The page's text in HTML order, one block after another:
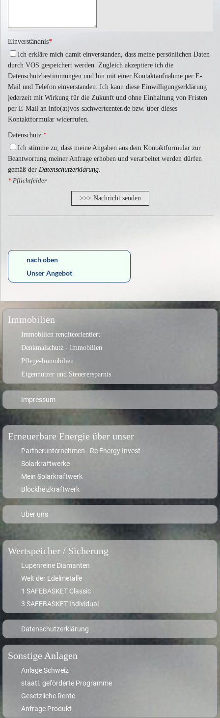
Einverständnis*
Ich erkläre mich damit einverstanden, dass meine persönlichen Daten
durch VOS gespeichert werden. Zugleich akzeptiere ich die
Datenschutzbestimmungen und bin mit einer Kontaktaufnahme per E-
Mail und Telefon einverstanden. Ich kann diese Einwilligungserklärung
jederzeit mit Wirkung für die Zukunft und ohne Einhaltung von Fristen
per E-Mail an info(at)vos-sachwertcenter.de bzw. über dieses
Kontaktformular widerrufen.
Datenschutz:*
Ich stimme zu, dass meine Angaben aus dem Kontaktformular zur
Beantwortung meiner Anfrage erhoben und verarbeitet werden dürfen
gemäß der Datenschutzerklärung.
* Pflichtfelder
>>> Nachricht senden
nach oben
Unser Angebot
Immobilien
Immobilien renditeorientiert
Denkmalschutz - Immobilien
Pflege-Immobilien
Eigennutzer und Steuerersparnis
Impressum
Erneuerbare Energie über unser
Partnerunternehmen - Re Energy Invest
Solarkraftwerke
Mein Solarkraftwerk
Blockheizkraftwerk
Über uns
Wertspeicher / Sicherung
Lupenreine Diamanten
Welt der Edelmetalle
1 SAFEBASKET Classic
3 SAFEBASKET Individual
Datenschutzerklärung
Sonstige Anlagen
Anlage Schweiz
staatl. geförderte Programme
Gesetzliche Rente
Anfrage Produkt